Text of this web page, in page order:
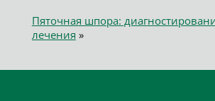
Пяточная шпора:
лечения »